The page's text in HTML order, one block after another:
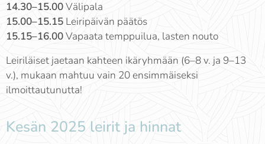
14.30–15.00Välipala
15.00–15.15 Leiripäivän päätös
15.15–16.00Vapaata temppuilua, lasten nouto
Leiriläiset jaetaan kahteen ikäryhmään (6–8 v. ja 9–13
v.), mukaan mahtuu vain 20 ensimmäiseksi
ilmoittautunutta!
Kesän 2025 leirit ja hinnat